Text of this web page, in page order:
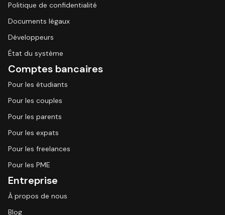
Politique de confidentialité
Documents légaux
Développeurs
État du système
Comptes bancaires
Pour les étudiants
Pour les couples
Pour les parents
Pour les expats
Pour les freelances
Pour les PME
Entreprise
À propos de nous
Blog